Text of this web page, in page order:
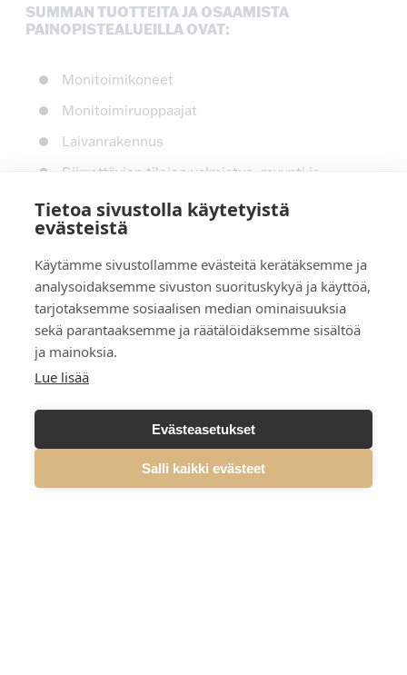
SUMMAN TUOTTEITA JA OSAAMISTA
PAINOPISTEALUEILLA OVAT:
Monitoimikoneet
Monitoimiruoppaajat
Laivanrakennus
Siirrettävien tilojen valmistus, myynti ja
Droonien valmistus
Uusiutuva energia
LISÄTIETOJA TUOTTEISTA
Tietoa sivustolla käytetyistä
evästeistä
Käytämme sivustollamme evästeitä kerätäksemme ja
analysoidaksemme sivuston suorituskykyä ja käyttöä,
tarjotaksemme sosiaalisen median ominaisuuksia
sekä parantaaksemme ja räätälöidäksemme sisältöä
ja mainoksia.
Lue lisää
Evästeasetukset
Salli kaikki evästeet